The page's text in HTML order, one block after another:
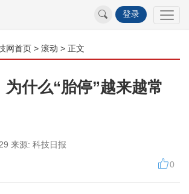
登录
网首页 > 滚动 > 正文
为什么“胎停”越来越常
来源: 科技日报
0